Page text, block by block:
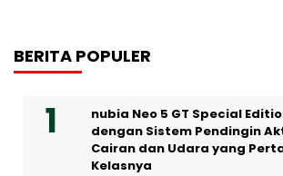
BERITA POPULER
nubia Neo 5 GT Special
dengan Sistem Pendingin
Cairan dan Udara yang
Kelasnya